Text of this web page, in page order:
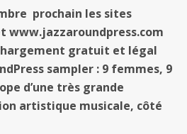
prochain les sites
www.jazzaroundpress.com
gratuit et légal
sampler : 9 femmes, 9
d’une très grande
artistique musicale, côté